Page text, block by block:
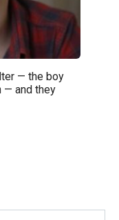
— the boy
— and they